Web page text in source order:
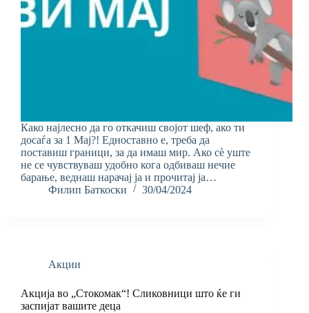
Како најлесно да го откачиш својот шеф, ако ти
досаѓа за 1 Мај?! Едноставно е, треба да
поставиш граници, за да имаш мир. Ако сè уште
не се чувствуваш удобно кога одбиваш нечие
барање, веднаш нарачај ја и прочитај ја…
Филип Баткоски
30/04/2024
Акции
Акција во „Стокомак“! Сликовници што ќе ги
заспијат вашите деца